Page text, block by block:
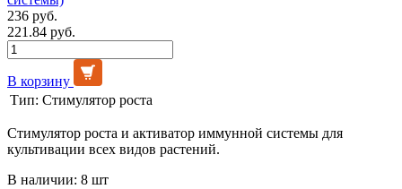
236 руб.
221.84 руб.
В корзину
Тип: Стимулятор роста
Стимулятор роста и активатор иммунной системы для
культивации всех видов растений.
В наличии: 8 шт